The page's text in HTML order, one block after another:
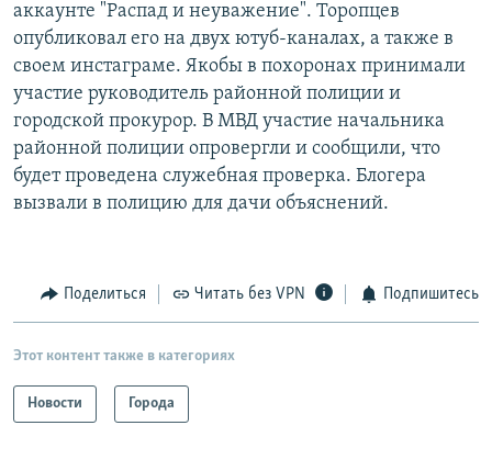
аккаунте "Распад и неуважение". Торопцев
опубликовал его на двух ютуб-каналах, а также в
своем инстаграме. Якобы в похоронах принимали
участие руководитель районной полиции и
городской прокурор. В МВД участие начальника
районной полиции опровергли и сообщили, что
будет проведена служебная проверка. Блогера
вызвали в полицию для дачи объяснений.
Поделиться Читать без VPN Подпишитесь
Этот контент также в категориях
Новости Города